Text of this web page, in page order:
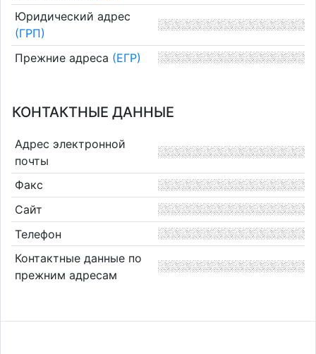
Юридический адрес
(ГРП)
Прежние адреса (ЕГР)
КОНТАКТНЫЕ ДАННЫЕ
Адрес электронной
почты
Факс
Сайт
Телефон
Контактные данные по
прежним адресам